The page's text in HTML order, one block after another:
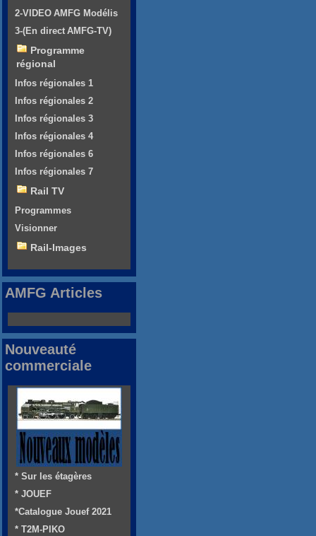
2-VIDEO AMFG Modélis
3-(En direct AMFG-TV)
Programme
régional
Infos régionales 1
Infos régionales 2
Infos régionales 3
Infos régionales 4
Infos régionales 6
Infos régionales 7
Rail TV
Programmes
Visionner
Rail-Images
AMFG Articles
Nouveauté
commerciale
* Sur les étagères
* JOUEF
*Catalogue Jouef 2021
* T2M-PIKO